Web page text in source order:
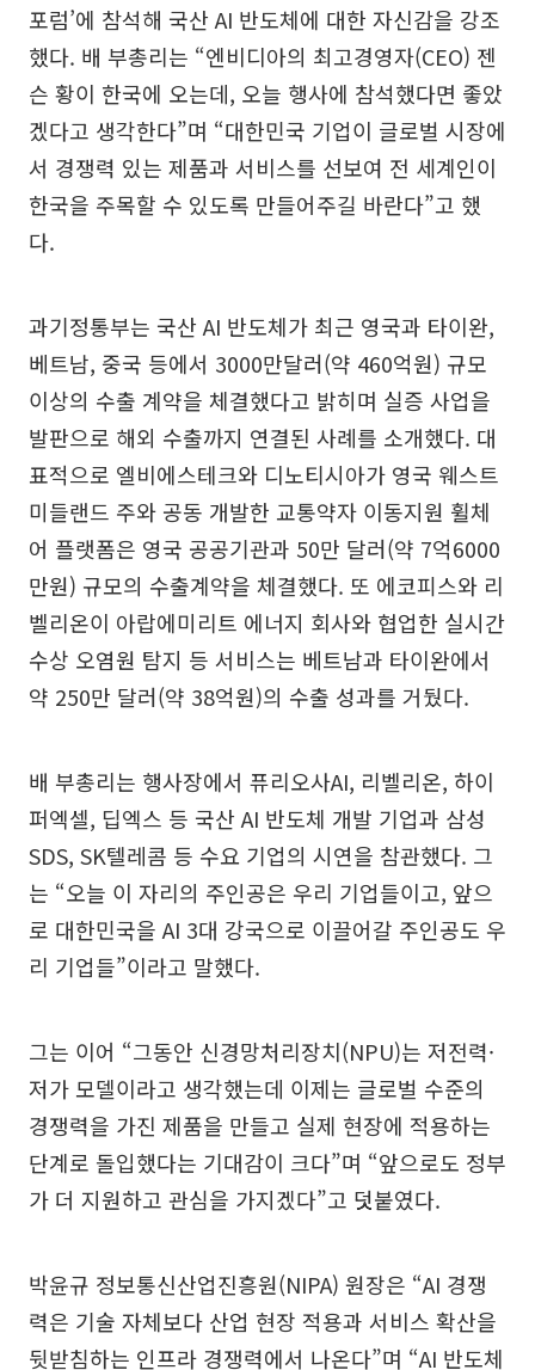
포럼’에 참석해 국산 AI 반도체에 대한 자신감을 강조
했다. 배 부총리는 “엔비디아의 최고경영자(CEO) 젠
슨 황이 한국에 오는데, 오늘 행사에 참석했다면 좋았
겠다고 생각한다”며 “대한민국 기업이 글로벌 시장에
서 경쟁력 있는 제품과 서비스를 선보여 전 세계인이
한국을 주목할 수 있도록 만들어주길 바란다”고 했
다.
과기정통부는 국산 AI 반도체가 최근 영국과 타이완,
베트남, 중국 등에서 3000만달러(약 460억원) 규모
이상의 수출 계약을 체결했다고 밝히며 실증 사업을
발판으로 해외 수출까지 연결된 사례를 소개했다. 대
표적으로 엘비에스테크와 디노티시아가 영국 웨스트
미들랜드 주와 공동 개발한 교통약자 이동지원 휠체
어 플랫폼은 영국 공공기관과 50만 달러(약 7억6000
만원) 규모의 수출계약을 체결했다. 또 에코피스와 리
벨리온이 아랍에미리트 에너지 회사와 협업한 실시간
수상 오염원 탐지 등 서비스는 베트남과 타이완에서
약 250만 달러(약 38억원)의 수출 성과를 거뒀다.
배 부총리는 행사장에서 퓨리오사AI, 리벨리온, 하이
퍼엑셀, 딥엑스 등 국산 AI 반도체 개발 기업과 삼성
SDS, SK텔레콤 등 수요 기업의 시연을 참관했다. 그
는 “오늘 이 자리의 주인공은 우리 기업들이고, 앞으
로 대한민국을 AI 3대 강국으로 이끌어갈 주인공도 우
리 기업들”이라고 말했다.
그는 이어 “그동안 신경망처리장치(NPU)는 저전력·
저가 모델이라고 생각했는데 이제는 글로벌 수준의
경쟁력을 가진 제품을 만들고 실제 현장에 적용하는
단계로 돌입했다는 기대감이 크다”며 “앞으로도 정부
가 더 지원하고 관심을 가지겠다”고 덧붙였다.
박윤규 정보통신산업진흥원(NIPA) 원장은 “AI 경쟁
력은 기술 자체보다 산업 현장 적용과 서비스 확산을
뒷받침하는 인프라 경쟁력에서 나온다”며 “AI 반도체